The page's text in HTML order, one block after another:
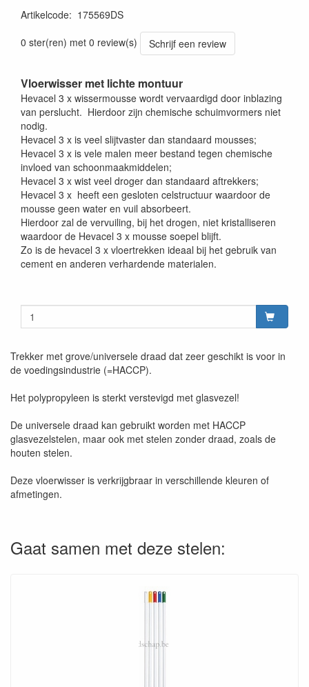
Artikelcode: 175569DS
0 ster(ren) met 0 review(s)
Schrijf een review
Vloerwisser met lichte montuur
Hevacel 3 x wissermousse wordt vervaardigd door inblazing
van perslucht. Hierdoor zijn chemische schuimvormers niet
nodig.
Hevacel 3 x is veel slijtvaster dan standaard mousses;
Hevacel 3 x is vele malen meer bestand tegen chemische
invloed van schoonmaakmiddelen;
Hevacel 3 x wist veel droger dan standaard aftrekkers;
Hevacel 3 x heeft een gesloten celstructuur waardoor de
mousse geen water en vuil absorbeert.
Hierdoor zal de vervuiling, bij het drogen, niet kristalliseren
waardoor de Hevacel 3 x mousse soepel blijft.
Zo is de hevacel 3 x vloertrekken ideaal bij het gebruik van
cement en anderen verhardende materialen.
Trekker met grove/universele draad dat zeer geschikt is voor in
de voedingsindustrie (=HACCP).
Het polypropyleen is sterkt verstevigd met glasvezel!
De universele draad kan gebruikt worden met HACCP
glasvezelstelen, maar ook met stelen zonder draad, zoals de
houten stelen.
Deze vloerwisser is verkrijgbraar in verschillende kleuren of
afmetingen.
Gaat samen met deze stelen: